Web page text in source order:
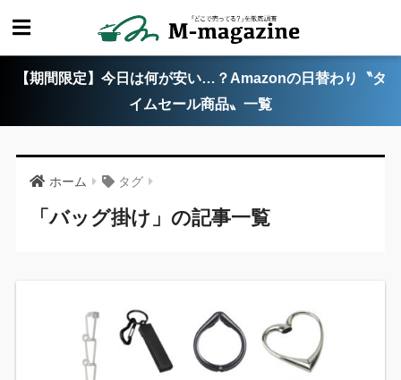
【期間限定】今日は何が安い…？Amazonの日替わり〝タ
イムセール商品〟一覧
ホーム タグ
「バッグ掛け」の記事一覧